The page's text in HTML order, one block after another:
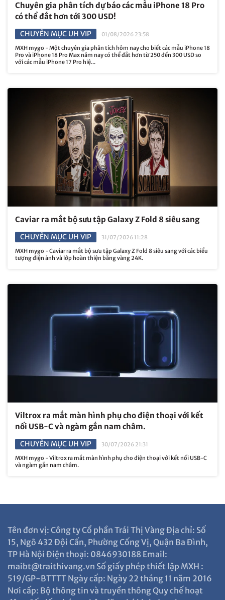
Chuyên gia phân tích dự báo các mẫu iPhone 18 Pro
có thể đắt hơn tới 300 USD!
CHUYÊN MỤC UH VIP
01/08/2026 23:58
MXH mygo - Một chuyên gia phân tích hôm nay cho biết các mẫu iPhone 18
Pro và iPhone 18 Pro Max năm nay có thể đắt hơn từ 250 đến 300 USD so
với các mẫu iPhone 17 Pro hiệ...
Caviar ra mắt bộ sưu tập Galaxy Z Fold 8 siêu sang
CHUYÊN MỤC UH VIP
31/07/2026 11:28
MXH mygo - Caviar ra mắt bộ sưu tập Galaxy Z Fold 8 siêu sang với các biểu
tượng điện ảnh và lớp hoàn thiện bằng vàng 24K.
Viltrox ra mắt màn hình phụ cho điện thoại với kết
nối USB-C và ngàm gắn nam châm.
CHUYÊN MỤC UH VIP
30/07/2026 21:31
MXH mygo - Viltrox ra mắt màn hình phụ cho điện thoại với kết nối USB-C
và ngàm gắn nam châm.
Tên đơn vị: Công ty Cổ phần Trái Thị Vàng Địa chỉ: Số
15, Ngõ 432 Đội Cấn, Phường Cống Vị, Quận Ba Đình,
TP Hà Nội Điện thoại: 0846930188 Email:
maibt@traithivang.vn Số giấy phép thiết lập MXH :
519/GP-BTTTT Ngày cấp: Ngày 22 tháng 11 năm 2016
Nơi cấp: Bộ thông tin và truyền thông Quy chế hoạt